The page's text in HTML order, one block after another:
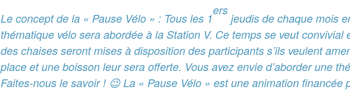
Le concept de la « Pause Vélo » : Tous les 1
ers
jeudis de chaque mois
thématique vélo sera abordée à la Station V. Ce temps se veut convivial
des chaises seront mises à disposition des participants s’ils veulent
place et une boisson leur sera offerte. Vous avez envie d’aborder une
Faites-nous le savoir ! 😉 La « Pause Vélo » est une animation financée